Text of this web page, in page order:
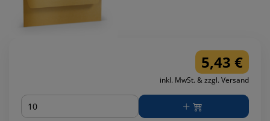
5,43 €
inkl. MwSt. & zzgl. Versand
Menge